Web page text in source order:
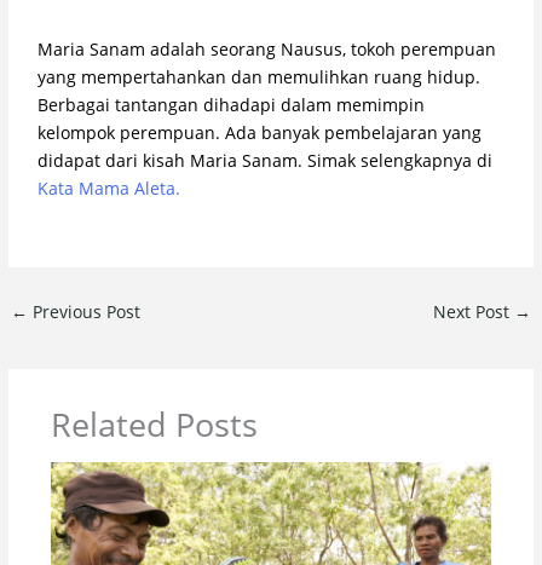
Maria Sanam adalah seorang Nausus, tokoh perempuan
yang mempertahankan dan memulihkan ruang hidup.
Berbagai tantangan dihadapi dalam memimpin
kelompok perempuan. Ada banyak pembelajaran yang
didapat dari kisah Maria Sanam. Simak selengkapnya di
Kata Mama Aleta.
← Previous Post Next Post →
Related Posts